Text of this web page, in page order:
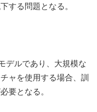
する問題となる。
デルであり、大規模な
ャを使用する場合、訓
要となる。